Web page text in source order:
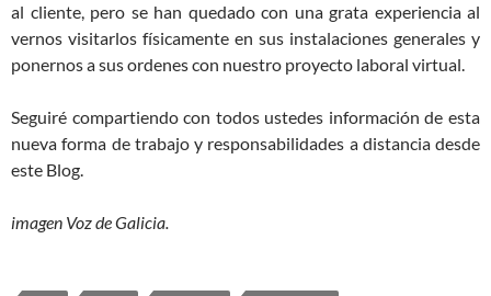
al cliente, pero se han quedado con una grata experiencia al
vernos visitarlos físicamente en sus instalaciones generales y
ponernos a sus ordenes con nuestro proyecto laboral virtual.
Seguiré compartiendo con todos ustedes información de esta
nueva forma de trabajo y responsabilidades a distancia desde
este Blog.
imagen Voz de Galicia.